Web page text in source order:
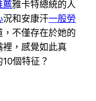
薦雅卡特總統的人
況和安康汗一般勞
不僅存在於她的
，感覺如此真
個特征？